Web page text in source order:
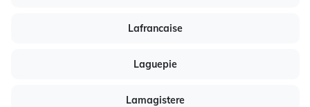
Lafrancaise
Laguepie
Lamagistere